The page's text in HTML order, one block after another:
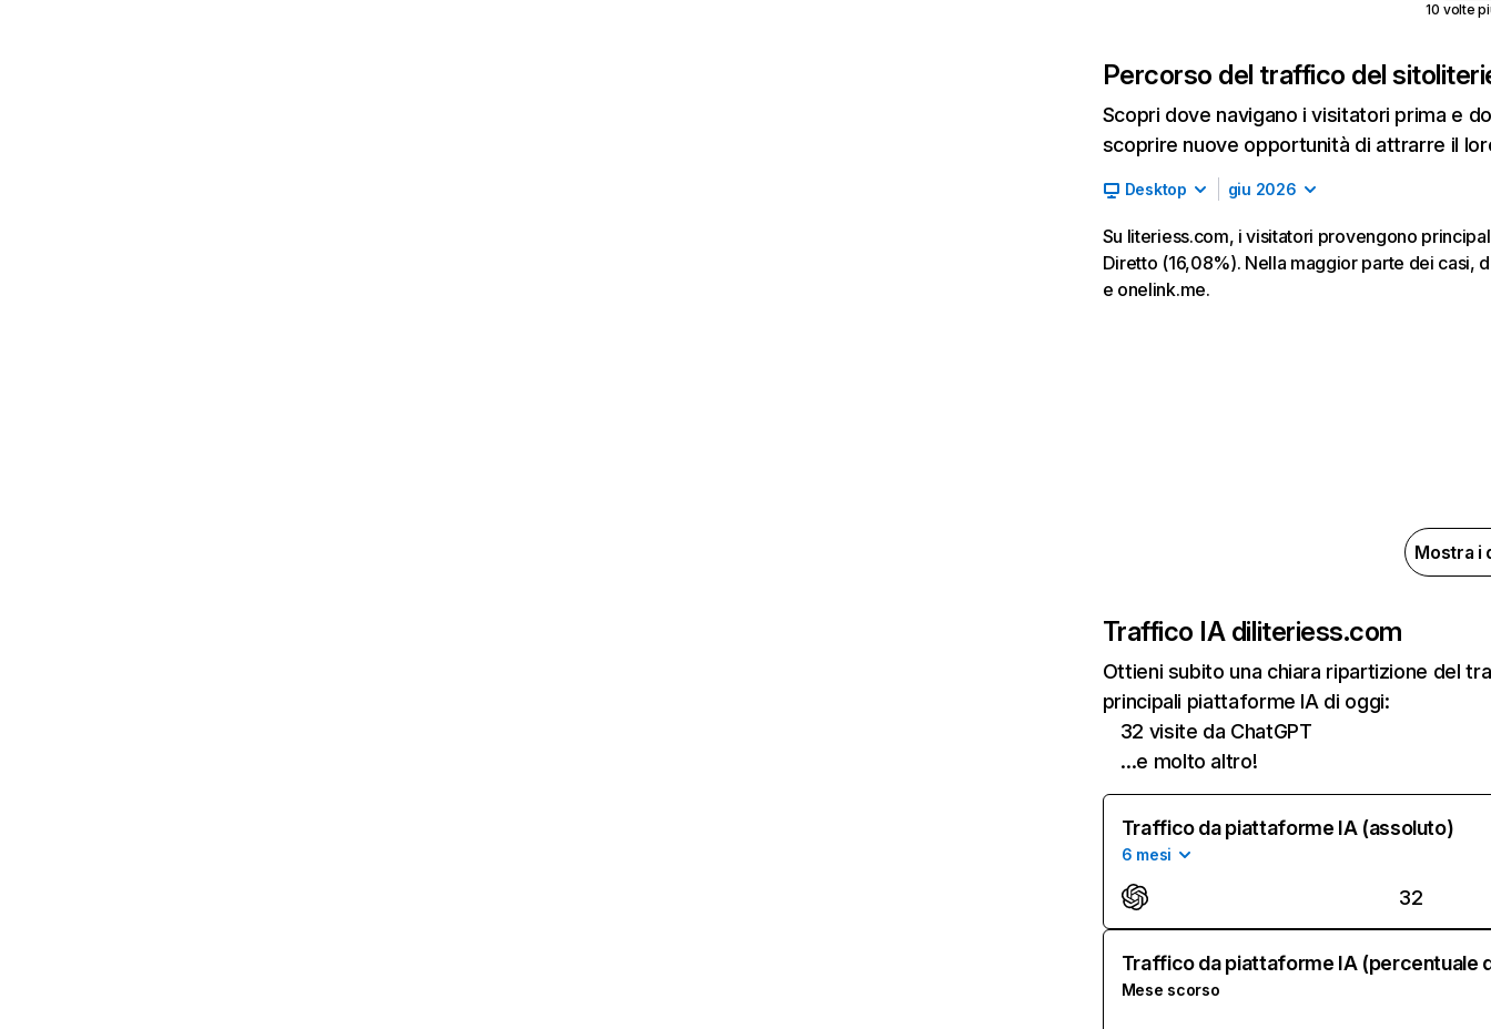
10 volte
Percorso del traffico del sito
Scopri dove navigano i visitatori prima e
scoprire nuove opportunità di attrarre il
Desktop giu 2026
Su literiess.com, i visitatori provengono
Diretto (16,08%). Nella maggior parte dei casi,
e onelink.me.
Mostra i
Traffico IA diliteriess.com
Ottieni subito una chiara ripartizione del
principali piattaforme IA di oggi:
32 visite da ChatGPT
…e molto altro!
Traffico da piattaforme IA (assoluto)
6 mesi
32
Traffico da piattaforme IA (percentuale
Mese scorso